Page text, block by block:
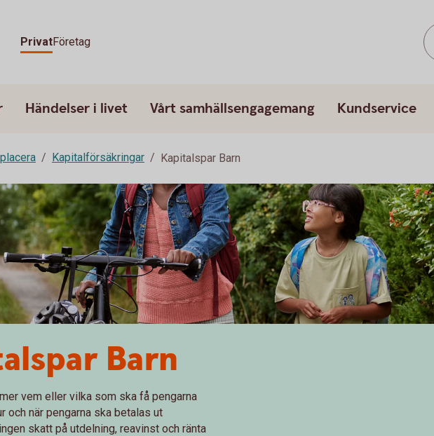
PrivatFöretag
Händelser i livet Vårt samhällsengagemang Kundservice
Kapitalförsäkringar Kapitalspar Barn
Barn
vem eller vilka som ska få pengarna
och när pengarna ska betalas ut
skatt på utdelning, reavinst och ränta